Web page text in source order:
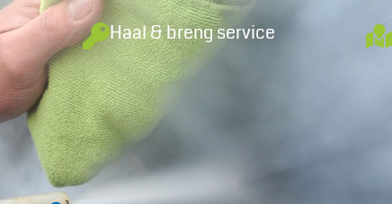
Haal & breng service